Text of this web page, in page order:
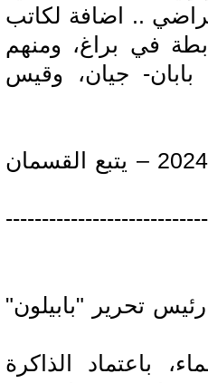
المجيد الراضي .. اضافة لكاتب
في براغ، ومنهم
جيان، وقيس
* رواء الجصاني/ براغ- تشرين الاول 2024 – يتبع القسمان
تحرير "بابيلون"
باعتماد الذاكرة